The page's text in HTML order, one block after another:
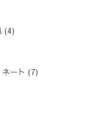
(4)
ネート (7)